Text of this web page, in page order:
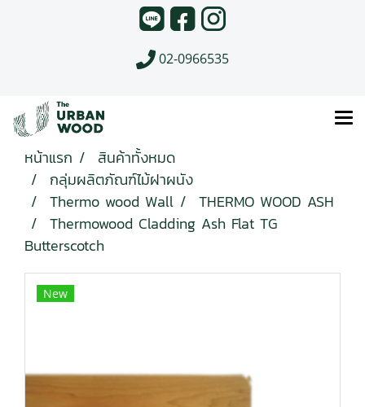
02-0966535
หน้าแรก
สินค้าทั้งหมด
กลุ่มผลิตภัณฑ์ไม้ฝาผนัง
Thermo wood Wall
THERMO WOOD ASH
Thermowood Cladding Ash Flat TG
Butterscotch
New